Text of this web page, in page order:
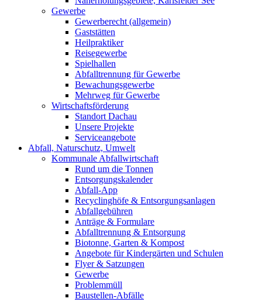
Gewerbe
Gewerberecht (allgemein)
Gaststätten
Heilpraktiker
Reisegewerbe
Spielhallen
Abfalltrennung für Gewerbe
Bewachungsgewerbe
Mehrweg für Gewerbe
Wirtschaftsförderung
Standort Dachau
Unsere Projekte
Serviceangebote
Abfall, Naturschutz, Umwelt
Kommunale Abfallwirtschaft
Rund um die Tonnen
Entsorgungskalender
Abfall-App
Recyclinghöfe & Entsorgungsanlagen
Abfallgebühren
Anträge & Formulare
Abfalltrennung & Entsorgung
Biotonne, Garten & Kompost
Angebote für Kindergärten und Schulen
Flyer & Satzungen
Gewerbe
Problemmüll
Baustellen-Abfälle